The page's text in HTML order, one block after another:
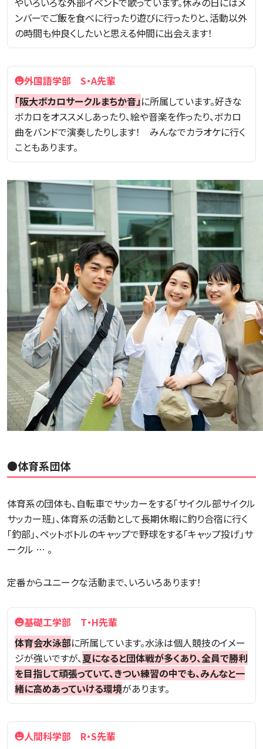
ンバーでご飯を食べに行ったり遊びに行ったりと、活動以外
の時間も仲良くしたいと思える仲間に出会えます！
外国語学部 S・A先輩
「阪大ボカロサークルまちか音」に所属しています。好きな
ボカロをオススメしあったり、絵や音楽を作ったり、ボカロ
曲をバンドで演奏したりします！ みんなでカラオケに行く
こともあります。
●体育系団体
体育系の団体も、自転車でサッカーをする「サイクル部サイクル
サッカー班」、体育系の活動として長期休暇に釣り合宿に行く
「釣部」、ペットボトルのキャップで野球をする「キャップ投げ」サ
ークル … 。
定番からユニークな活動まで、いろいろあります！
基礎工学部 T・H先輩
体育会水泳部に所属しています。水泳は個人競技のイメー
ジが強いですが、夏になると団体戦が多くあり、全員で勝利
を目指して頑張っていて、きつい練習の中でも、みんなと一
緒に高めあっていける環境があります。
人間科学部 R・S先輩